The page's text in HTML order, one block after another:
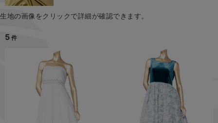
生地の画像をクリックで詳細が確認できます。
5 件